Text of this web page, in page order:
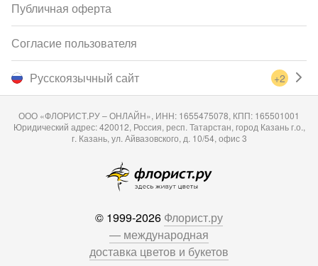
Русскоязычный сайт +2
Публичная оферта
Согласие пользователя
ООО «ФЛОРИСТ.РУ – ОНЛАЙН», ИНН: 1655475078, КПП: 165501001
Юридический адрес: 420012, Россия, респ. Татарстан, город Казань г.о.,
г. Казань, ул. Айвазовского, д. 10/54, офис 3
© 1999-2026 Флорист.ру
— международная
доставка цветов и букетов